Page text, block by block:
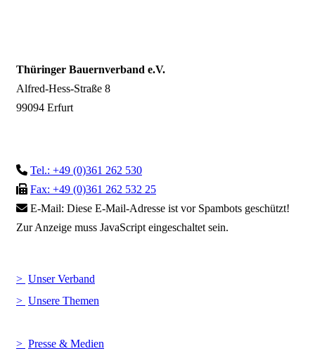
Thüringer Bauernverband e.V.
Alfred-Hess-Straße 8
99094 Erfurt
Tel.: +49 (0)361 262 530
Fax: +49 (0)361 262 532 25
E-Mail: Diese E-Mail-Adresse ist vor Spambots geschützt!
Zur Anzeige muss JavaScript eingeschaltet sein.
Unser Verband
Unsere Themen
Presse & Medien